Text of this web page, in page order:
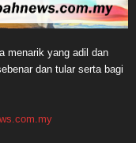
menarik yang adil dan
dan tular serta bagi